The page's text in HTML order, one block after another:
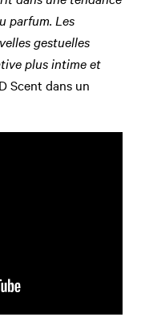
parfum. Les
gestuelles
plus intime et
Scent dans un